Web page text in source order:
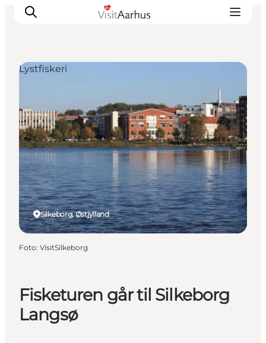
Kalender
Byer og steder
Planlæg ferien
Transport
Fisketuren går til Silkeborg
Langsø
Silkeborg, Østjylland
Lystfiskeri
Foto: VisitSilkeborg